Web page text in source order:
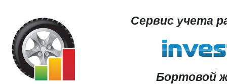
Сервис учета
Бортовой